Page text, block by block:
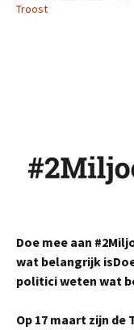
Troost
Doe mee aan
wat belangrijk
politici weten wat
Op 17 maart zijn de